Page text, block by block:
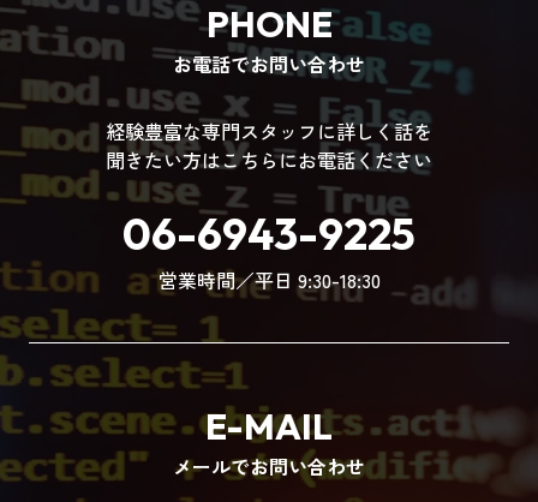
PHONE
お電話でお問い合わせ
経験豊富な専門スタッフに詳しく話を
聞きたい方はこちらにお電話ください
06-6943-9225
営業時間／平日 9:30-18:30
E-MAIL
メールでお問い合わせ